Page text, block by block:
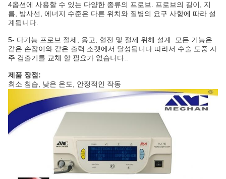
4옵션에 사용할 수 있는 다양한 종류의 프로브. 프로브의 길이, 지
름, 방사선, 에너지 수준은 다른 위치와 질병의 요구 사항에 따라 설
계됩니다.
5- 다기능 프로브 절제, 응고, 혈전 및 절제 위해 설계. 모든 기능은
같은 손잡이와 같은 출력 소켓에서 달성됩니다.따라서 수술 도중 자
주 검출기를 교체 할 필요가 없습니다..
제품 장점:
최소 침습, 낮은 온도, 안정적인 작동